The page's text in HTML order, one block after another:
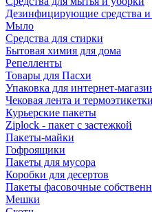
Дезинфицирующие средства и
Мыло
Средства для стирки
Бытовая химия для дома
Репелленты
Товары для Пасхи
Упаковка для интернет-
Чековая лента и термоэтикетки
Курьерские пакеты
Ziplock - пакет с застежкой
Пакеты-майки
Гофроящики
Пакеты для мусора
Коробки для десертов
Пакеты фасовочные
Мешки